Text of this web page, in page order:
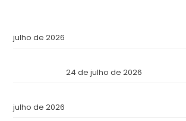
julho de 2026
24 de julho de 2026
julho de 2026